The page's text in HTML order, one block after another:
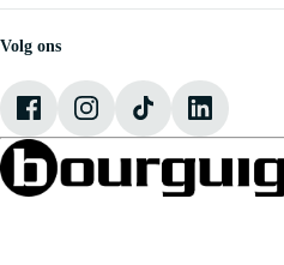
CUPRA
Banden
Werken bij Bourguignon
Onze mensen
Contact
Volg ons